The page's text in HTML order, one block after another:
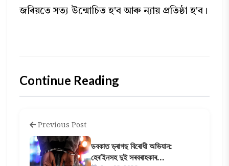
জৰিয়তে সত্য উন্মোচিত হ'ব আৰু ন্যায় প্ৰতিষ্ঠা হ'ব।
Continue Reading
Previous Post
ডবকাত ড্ৰাগছ বিৰোধী অভিযান:
হেৰ’ইনসহ দুই সৰবৰাহকাৰ...